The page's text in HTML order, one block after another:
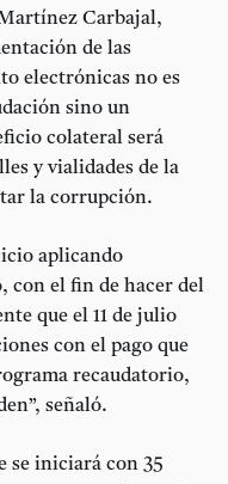
Carbajal,
de las
electrónicas no es
sino un
colateral será
y vialidades de la
la corrupción.
aplicando
con el fin de hacer del
que el 11 de julio
con el pago que
recaudatorio,
señaló.
se iniciará con 35